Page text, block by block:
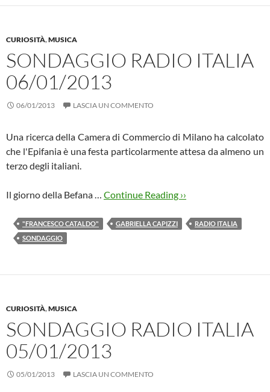
CURIOSITÀ,MUSICA
SONDAGGIO RADIO ITALIA
06/01/2013
06/01/2013 LASCIA UN COMMENTO
Una ricerca della Camera di Commercio di Milano ha calcolato
che l'Epifania è una festa particolarmente attesa da almeno un
terzo degli italiani.
Il giorno della Befana … Continue Reading ››
"FRANCESCO CATALDO" GABRIELLA CAPIZZI
RADIO ITALIA
SONDAGGIO
CURIOSITÀ,MUSICA
SONDAGGIO RADIO ITALIA
05/01/2013
05/01/2013 LASCIA UN COMMENTO